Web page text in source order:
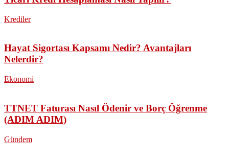
Krediler
Hayat Sigortası Kapsamı Nedir? Avantajları
Nelerdir?
Ekonomi
TTNET Faturası Nasıl Ödenir ve Borç Öğrenme
(ADIM ADIM)
Gündem